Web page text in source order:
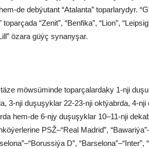
de deb­ýu­tant “Ata­lan­ta” to­par­la­ry­dyr.
“Ze­nit”, “Ben­fi­ka”, “Li­on”,
öza­ra güýç sy­na­ny­şar.
möw­sü­min­de to­par­ça­lar­da­ky 1-nji
3-nji du­şu­şyk­lar 22-23-nji okt­ýabr­da, 4-
hem-de 6-njy du­şu­şyk­lar 10–11-nji
PSŽ–“Re­al Mad­rid”,
D”,